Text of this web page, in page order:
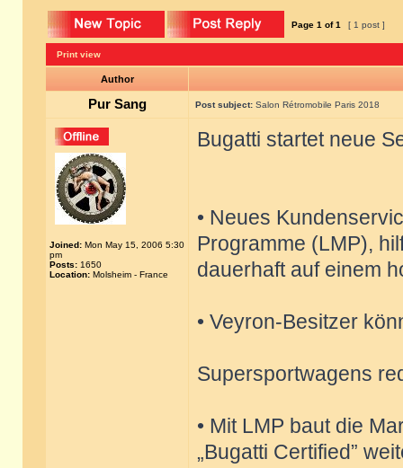
Page 1 of1 [ 1 post ]
Print view
Author
Pur Sang Post subject: Salon Rétromobile Paris 2018
Joined: Mon May 15, 2006 5:30
pm
Posts: 1650
Location: Molsheim - France
Bugatti startet neue
• Neues
Programme (LMP),
dauerhaft auf einem
• Veyron-Besitzer
Supersportwagens
• Mit LMP baut die
„Bugatti Certified”